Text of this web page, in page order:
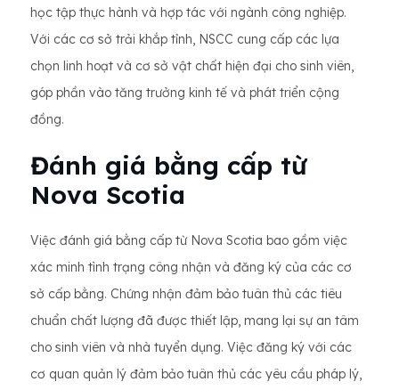
học tập thực hành và hợp tác với ngành công nghiệp.
Với các cơ sở trải khắp tỉnh, NSCC cung cấp các lựa
chọn linh hoạt và cơ sở vật chất hiện đại cho sinh viên,
góp phần vào tăng trưởng kinh tế và phát triển cộng
đồng.
Đánh giá bằng cấp từ
Nova Scotia
Việc đánh giá bằng cấp từ Nova Scotia bao gồm việc
xác minh tình trạng công nhận và đăng ký của các cơ
sở cấp bằng. Chứng nhận đảm bảo tuân thủ các tiêu
chuẩn chất lượng đã được thiết lập, mang lại sự an tâm
cho sinh viên và nhà tuyển dụng. Việc đăng ký với các
cơ quan quản lý đảm bảo tuân thủ các yêu cầu pháp lý,